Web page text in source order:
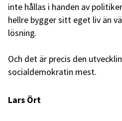
inte hållas i handen av
hellre bygger sitt eget liv än
lösning.
Och det är precis den
socialdemokratin mest.
Lars Ört